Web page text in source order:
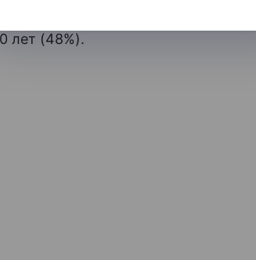
радикальных решений чаще
лет (48%).